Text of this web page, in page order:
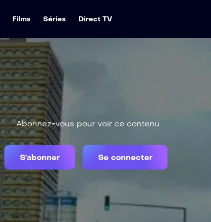
Films Séries Direct TV
Abonnez-vous pour voir ce contenu.
S'abonner Se connecter